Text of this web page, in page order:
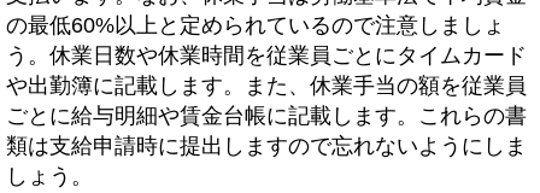
の最低60%以上と定められているので注意しましょ
う。休業日数や休業時間を従業員ごとにタイムカード
や出勤簿に記載します。また、休業手当の額を従業員
ごとに給与明細や賃金台帳に記載します。これらの書
類は支給申請時に提出しますので忘れないようにしま
しょう。